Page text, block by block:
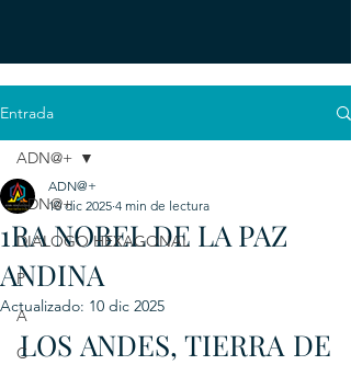
Entrada
ADN@+
DIALOGO HEXAGONAL
P
A
C
ADN@+
1RA NOBEL DE LA PAZ
ANDINA
ADN@+
10 dic 2025 4 min de lectura
Actualizado: 10 dic 2025
LOS ANDES, TIERRA DE